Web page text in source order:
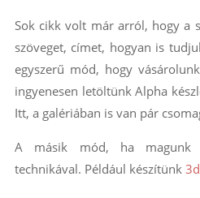
Sok cikk volt már arról, hogy a
szöveget, címet, hogyan is
egyszerű mód, hogy
ingyenesen letöltünk Alpha
Itt, a galériában is van pár
A másik mód, ha magunk
technikával. Például készítünk